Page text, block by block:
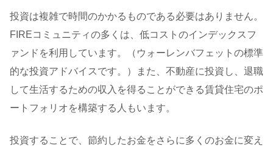
投資は複雑で時間のかかるものである必要はありません。
FIREコミュニティの多くは、低コストのインデックスフ
ァンドを利用しています。（ウォーレンバフェットの標準
的な投資アドバイスです。）また、不動産に投資し、退職
して生活するための収入を得ることができる賃貸住宅のポ
ートフォリオを構築する人もいます。
投資することで、節約したお金をさらに多くのお金に変え